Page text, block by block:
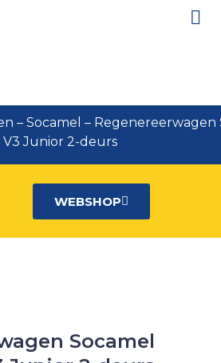
– Socamel – Regenereerwagen
Junior 2-deurs
WEBSHOP
Socamel